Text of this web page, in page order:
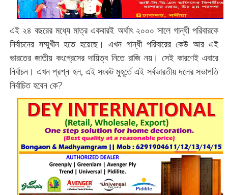
এই ২৪ বছরের মধ্যে মাত্র একবারই অর্থাৎ ২০০০ সালে গান্ধী পরিবারকে
নির্বাচনের সম্মুখীন হতে হয়েছে। এখন গান্ধী পরিবারের কেউ আর এই
ভারতের জাতীয় কংগ্রেসের দায়িত্ব নিতে রাজি নয়। সেই কারণেই এবারে
নির্বাচন। এখন প্রশ্ন হল, এই সংকট মুহূর্তে এই সর্বভারতীয় দলের সভাপতি
নির্বাচিত হবেন কে?‌